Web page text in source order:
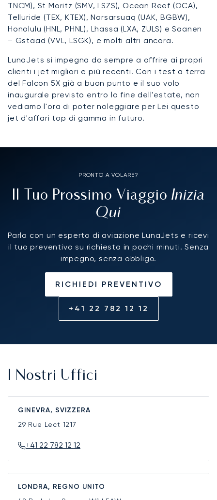
TNCM), St Moritz (SMV, LSZS), Ocean Reef (OCA),
Telluride (TEX, KTEX), Narsarsuaq (UAK, BGBW),
Honolulu (HNL, PHNL), Lhassa (LXA, ZULS) e Saanen
– Gstaad (VVL, LSGK), e molti altri ancora.
LunaJets si impegna da sempre a offrire ai propri
clienti i jet migliori e più recenti. Con i test a terra
del Falcon 5X già a buon punto e il suo volo
inaugurale previsto entro la fine dell'estate, non
vediamo l'ora di poter noleggiare per Lei questo
jet d'affari top di gamma in futuro.
PRONTO A VOLARE?
Il Tuo Prossimo Viaggio Inizia
Qui
Parla con un esperto di aviazione LunaJets e ricevi
il tuo preventivo su richiesta in pochi minuti. Senza
impegno, senza obbligo.
RICHIEDI PREVENTIVO
+41 22 782 12 12
I Nostri Uffici
GINEVRA, SVIZZERA
29 Rue Lect 1217
+41 22 782 12 12
LONDRA, REGNO UNITO